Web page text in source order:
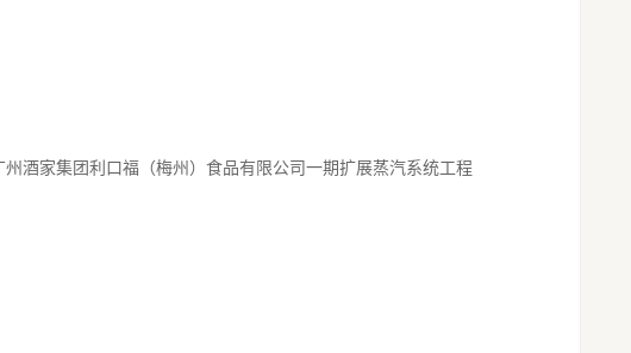
酒家集团利口福（梅州）食品有限公司一期扩展蒸汽系统工程